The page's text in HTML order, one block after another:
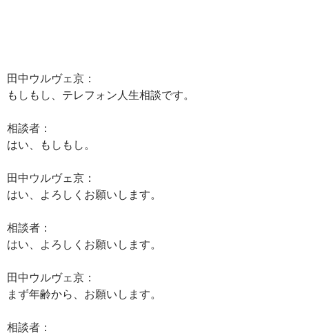
田中ウルヴェ京：
もしもし、テレフォン人生相談です。
相談者：
はい、もしもし。
田中ウルヴェ京：
はい、よろしくお願いします。
相談者：
はい、よろしくお願いします。
田中ウルヴェ京：
まず年齢から、お願いします。
相談者：